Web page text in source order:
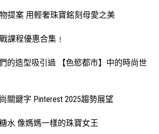
物提案 用輕奢珠寶銘刻母愛之美
課程優惠合集﹗
的造型吸引過 【色慾都市】中的時尚世
關鍵字 Pinterest 2025趨勢展望
水 像媽媽一樣的珠寶女王